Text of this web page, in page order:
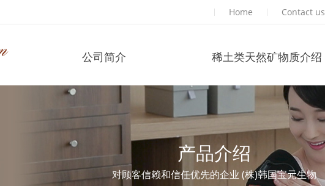
Home Contact us
公司简介 稀土类天然矿物质介绍
产品介绍
对顾客信赖和信任优先的企业 (株)韩国宝元生物